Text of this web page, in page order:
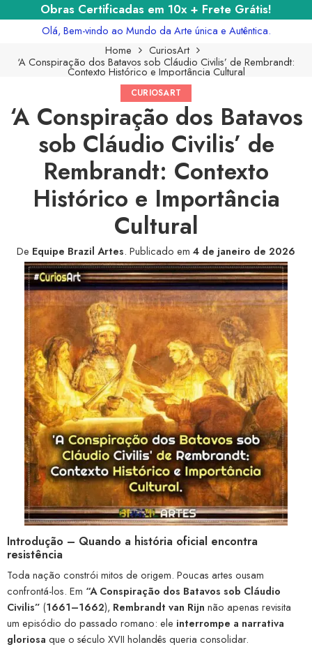
Obras Certificadas em 10x + Frete Grátis!
Olá, Bem-vindo ao Mundo da Arte única e Autêntica.
Home
CuriosArt
‘A Conspiração dos Batavos sob Cláudio Civilis’ de Rembrandt:
Contexto Histórico e Importância Cultural
CURIOSART
‘A Conspiração dos Batavos
sob Cláudio Civilis’ de
Rembrandt: Contexto
Histórico e Importância
Cultural
De Equipe Brazil Artes. Publicado em 4 de janeiro de 2026
Introdução – Quando a história oficial encontra
resistência
Toda nação constrói mitos de origem. Poucas artes ousam
confrontá-los. Em “A Conspiração dos Batavos sob Cláudio
Civilis” (1661–1662), Rembrandt van Rijn não apenas revisita
um episódio do passado romano: ele interrompe a narrativa
gloriosa que o século XVII holandês queria consolidar.